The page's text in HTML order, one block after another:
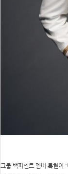
그룹 백퍼센트 멤버 록현이